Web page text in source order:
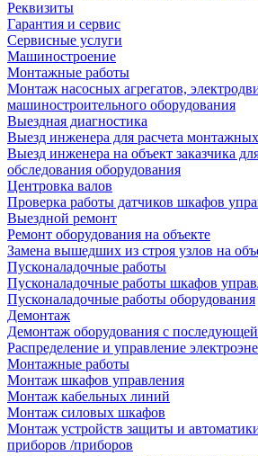
Реквизиты
Гарантия и сервис
Сервисные услуги
Машиностроение
Монтажные работы
Монтаж насосных агрегатов,
машиностроительного оборудования
Выездная диагностика
Выезд инженера для расчета
Выезд инженера на объект заказчика
обследования оборудования
Центровка валов
Проверка работы датчиков шкафов
Выездной ремонт
Ремонт оборудования на объекте
Замена вышедших из строя узлов на
Пусконаладочные работы
Пусконаладочные работы шкафов
Пусконаладочные работы оборудования
Демонтаж
Демонтаж оборудования с
Распределение и управление
Монтажные работы
Монтаж шкафов управления
Монтаж кабельных линий
Монтаж силовых шкафов
Монтаж устройств защиты и
приборов /приборов